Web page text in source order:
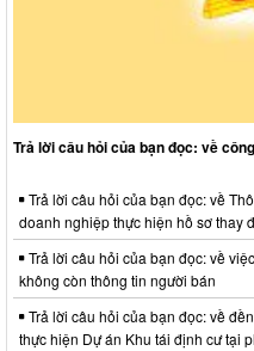
Trả lời câu hỏi của bạn đọc: về
Trả lời câu hỏi của bạn đọc: về
doanh nghiệp thực hiện hồ sơ thay
Trả lời câu hỏi của bạn đọc: về
không còn thông tin người bán
Trả lời câu hỏi của bạn đọc: về
thực hiện Dự án Khu tái định cư tại